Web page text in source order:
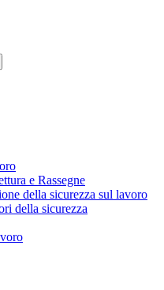
e Rassegne
della sicurezza sul lavoro
della sicurezza